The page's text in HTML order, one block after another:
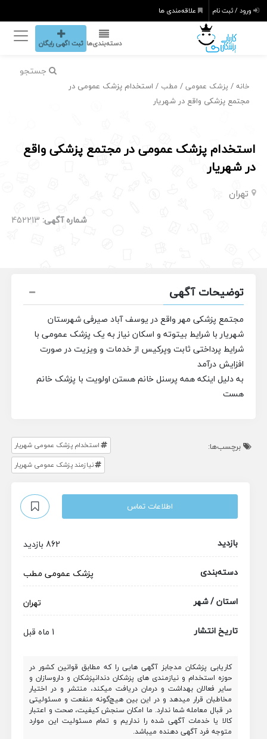
ورود / ثبت نام علاقه‌مندی ها
دسته‌بندی‌ها ثبت اگهی رایگان
جستجو
خانه / پزشک عمومی / مطب / استخدام پزشک عمومی در
مجتمع پزشکی واقع در شهریار
استخدام پزشک عمومی در مجتمع پزشکی واقع
در شهریار
تهران
شماره آگهی: 452213
توضیحات آگهی
مجتمع پزشکی مهر واقع در یوسف آباد صیرفی شهرستان
شهریار با شرایط بیتوته و اسکان نیاز به یک پزشک عمومی با
شرایط پرداختی ثابت و‌پرکیس از خدمات و ویزیت در صورت
افزایش درآمد
به دلیل اینکه همه پرسنل خانم هستن اولویت با پزشک خانم
هست
برچسب‌ها:
استخدام پزشک عمومی شهریار
نیازمند پزشک عمومی شهریار
اطلاعات تماس
بازدید
862 بازدید
دسته‌بندی
پزشک عمومی مطب
استان / شهر
تهران
تاریخ انتشار
1 ماه قبل
کاریابی پزشکان مدجابز آگهی هایی را که مطابق قوانین کشور در
حوزه استخدام و نیازمندی های پزشکان دندانپزشکان و داروسازان و
سایر فعالان بهداشت و درمان دریافت میکند، منتشر و در اختیار
مخاطبان قرار میدهد و در این بین هیچ‌گونه منفعت و مسئولیتی
در قبال معامله شما ندارد. ما امکان سنجش کیفیت، صحت و اعتبار
کالا یا خدمات آگهی شده را نداریم و تمام مسئولیت این موارد
متوجه فرد آگهی دهنده میباشد.